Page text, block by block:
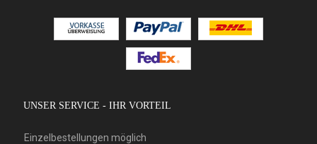
UNSER SERVICE - IHR VORTEIL
Einzelbestellungen möglich